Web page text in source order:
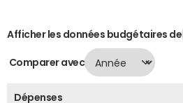
Afficher les données budgétaires de
Comparer avec
Dépenses